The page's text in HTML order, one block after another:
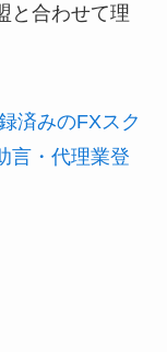
と合わせて理
済みのFXスク
言・代理業登